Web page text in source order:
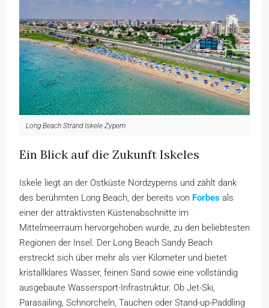
Long Beach Strand Iskele Zypern
Ein Blick auf die Zukunft Iskeles
Iskele liegt an der Ostküste Nordzyperns und zählt dank
des berühmten Long Beach, der bereits von Forbes als
einer der attraktivsten Küstenabschnitte im
Mittelmeerraum hervorgehoben wurde, zu den beliebtesten
Regionen der Insel. Der Long Beach Sandy Beach
erstreckt sich über mehr als vier Kilometer und bietet
kristallklares Wasser, feinen Sand sowie eine vollständig
ausgebaute Wassersport-Infrastruktur. Ob Jet-Ski,
Parasailing, Schnorcheln, Tauchen oder Stand-up-Paddling